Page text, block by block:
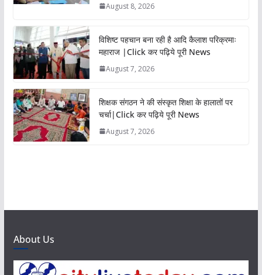
August 8, 2026
विशिष्ट पहचान बना रही है आदि कैलाश परिक्रमाः
महाराज |Click कर पढ़िये पूरी News
August 7, 2026
शिक्षक संगठन ने की संस्कृत शिक्षा के हालातों पर
चर्चा|Click कर पढ़िये पूरी News
August 7, 2026
About Us